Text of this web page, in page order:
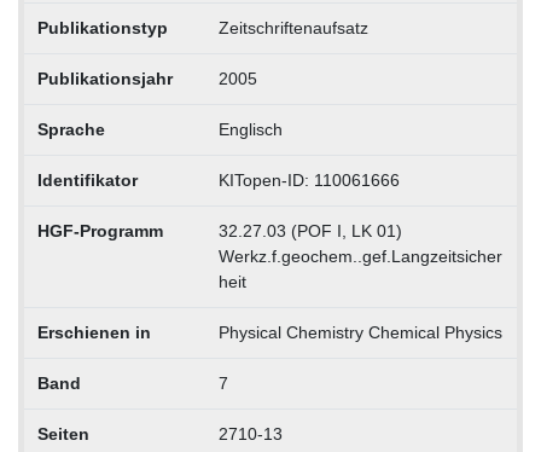
Publikationstyp Zeitschriftenaufsatz
Publikationsjahr 2005
Sprache Englisch
Identifikator KITopen-ID: 110061666
HGF-Programm
32.27.03 (POF I, LK 01)
Werkz.f.geochem..gef.Langzeitsicher
heit
Erschienen in Physical Chemistry Chemical Physics
Band 7
Seiten 2710-13